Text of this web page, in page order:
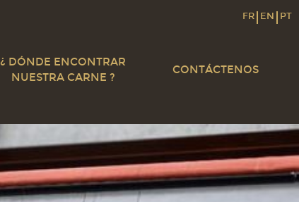
¿ DÓNDE ENCONTRAR
NUESTRA CARNE ?
CONTÁCTENOS
FR EN PT